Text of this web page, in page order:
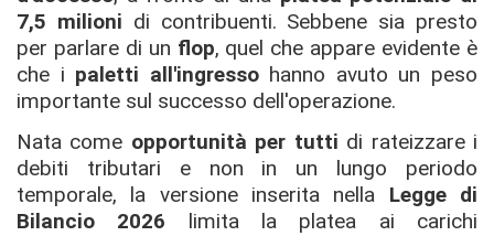
7,5 milioni di contribuenti. Sebbene sia presto
per parlare di un flop, quel che appare evidente è
che i paletti all'ingressohanno avuto un peso
importante sul successo dell'operazione.
Nata come opportunità per tutti di rateizzare i
debiti tributari e non in un lungo periodo
temporale, la versione inserita nella Legge di
Bilancio 2026 limita la platea ai carichi